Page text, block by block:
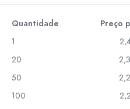
Quantidade Preço
1
20
50
100